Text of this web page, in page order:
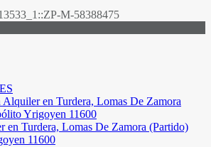
M-58388475
en Turdera, Lomas De Zamora (Partido)
11600